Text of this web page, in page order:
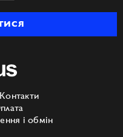
Контакти
і обмін